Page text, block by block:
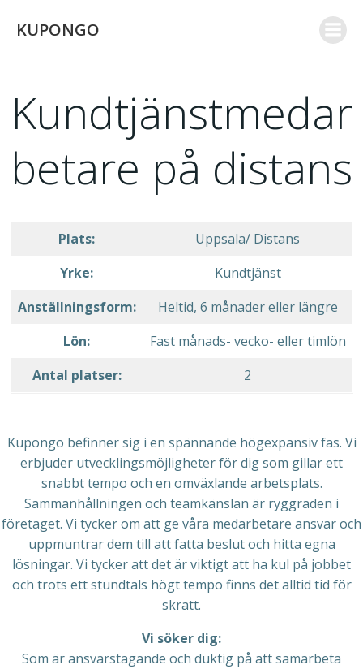
KUPONGO
Kundtjänstmedar
betare på distans
Plats:
Uppsala/ Distans
Yrke:
Kundtjänst
Anställningsform:
Heltid, 6 månader eller längre
Lön:
Fast månads- vecko- eller timlön
Antal platser:
2
Kupongo befinner sig i en spännande högexpansiv fas. Vi
erbjuder utvecklingsmöjligheter för dig som gillar ett
snabbt tempo och en omväxlande arbetsplats.
Sammanhållningen och teamkänslan är ryggraden i
företaget. Vi tycker om att ge våra medarbetare ansvar och
uppmuntrar dem till att fatta beslut och hitta egna
lösningar. Vi tycker att det är viktigt att ha kul på jobbet
och trots ett stundtals högt tempo finns det alltid tid för
skratt.
Vi söker dig:
Som är ansvarstagande och duktig på att samarbeta